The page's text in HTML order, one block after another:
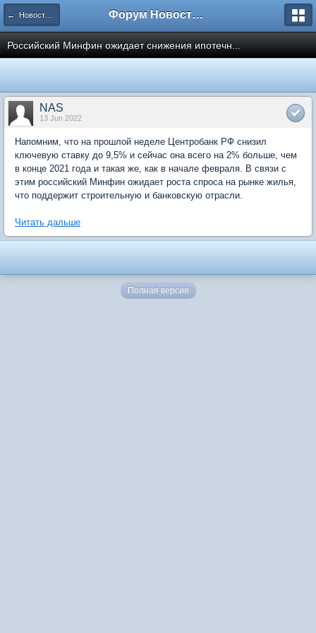
← Новости рынка недвижимости Форум Новостройки
Российский Минфин ожидает снижения ипотечн...
NAS
13 Jun 2022
Напомним, что на прошлой неделе Центробанк РФ снизил
ключевую ставку до 9,5% и сейчас она всего на 2% больше, чем
в конце 2021 года и такая же, как в начале февраля. В связи с
этим российский Минфин ожидает роста спроса на рынке жилья,
что поддержит строительную и банковскую отрасли.
Читать дальше
Полная версия